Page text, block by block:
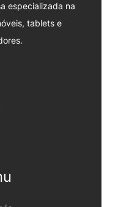
especializada na
tablets e